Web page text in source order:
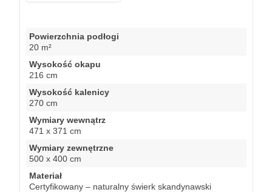
Powierzchnia podłogi
20 m²
Wysokość okapu
216 cm
Wysokość kalenicy
270 cm
Wymiary wewnątrz
471 x 371 cm
Wymiary zewnętrzne
500 x 400 cm
Materiał
Certyfikowany – naturalny świerk skandynawski